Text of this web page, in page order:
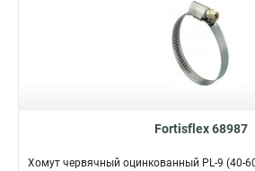
Fortisflex 68987
Хомут червячный оцинкованный PL-9 (40-60